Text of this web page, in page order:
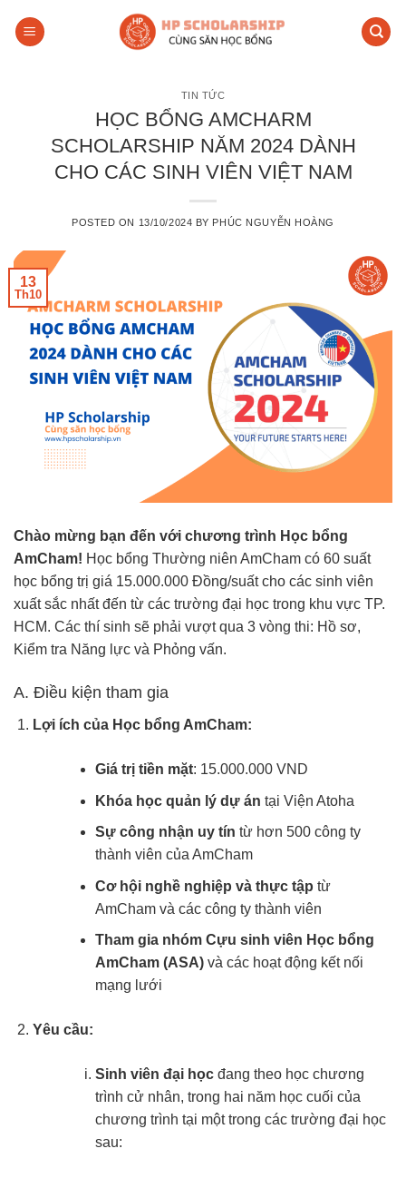
TIN TỨC
HỌC BỔNG AMCHARM
SCHOLARSHIP NĂM 2024 DÀNH
CHO CÁC SINH VIÊN VIỆT NAM
POSTED ON 13/10/2024 BY PHÚC NGUYỄN HOÀNG
13
Th10
Chào mừng bạn đến với chương trình Học bổng
AmCham! Học bổng Thường niên AmCham có 60 suất
học bổng trị giá 15.000.000 Đồng/suất cho các sinh viên
xuất sắc nhất đến từ các trường đại học trong khu vực TP.
HCM. Các thí sinh sẽ phải vượt qua 3 vòng thi: Hồ sơ,
Kiểm tra Năng lực và Phỏng vấn.
A. Điều kiện tham gia
Lợi ích của Học bổng AmCham:
Giá trị tiền mặt: 15.000.000 VND
Khóa học quản lý dự án tại Viện Atoha
Sự công nhận uy tín từ hơn 500 công ty
thành viên của AmCham
Cơ hội nghề nghiệp và thực tập từ
AmCham và các công ty thành viên
Tham gia nhóm Cựu sinh viên Học bổng
AmCham (ASA)và các hoạt động kết nối
mạng lưới
Yêu cầu:
Sinh viên đại họcđang theo học chương
trình cử nhân, trong hai năm học cuối của
chương trình tại một trong các trường đại học
sau: